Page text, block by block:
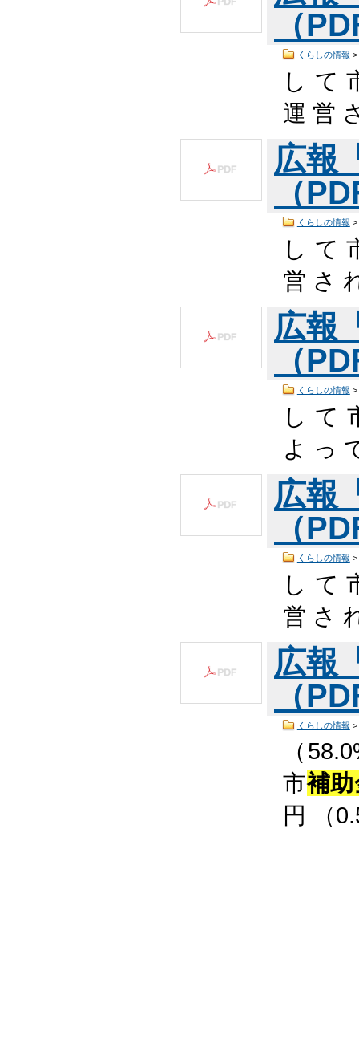
（
くらしの情報 >
し て
運 営
広報
（
くらしの情報 >
し て
営 さ
広報
（
くらしの情報 >
し て
よ っ
広報
（
くらしの情報 >
し て
営 さ
広報
（
くらしの情報 >
（
市補
円 （